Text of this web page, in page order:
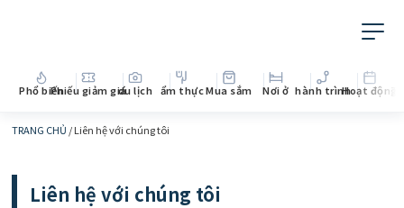
Phổ biếnPhiếu giảm giádu lịch ẩm thựcMua sắm Nơi ở hành trìnhHoạt động
TRANG CHỦ /Liên hệ với chúng tôi
Liên hệ với chúng tôi